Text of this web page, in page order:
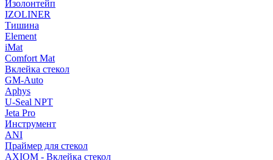
Изолонтейп
IZOLINER
Тишина
Element
iMat
Comfort Mat
Вклейка стекол
GM-Auto
Aphys
U-Seal NPT
Jeta Pro
Инструмент
ANI
Праймер для стекол
AXIOM - Вклейка стекол